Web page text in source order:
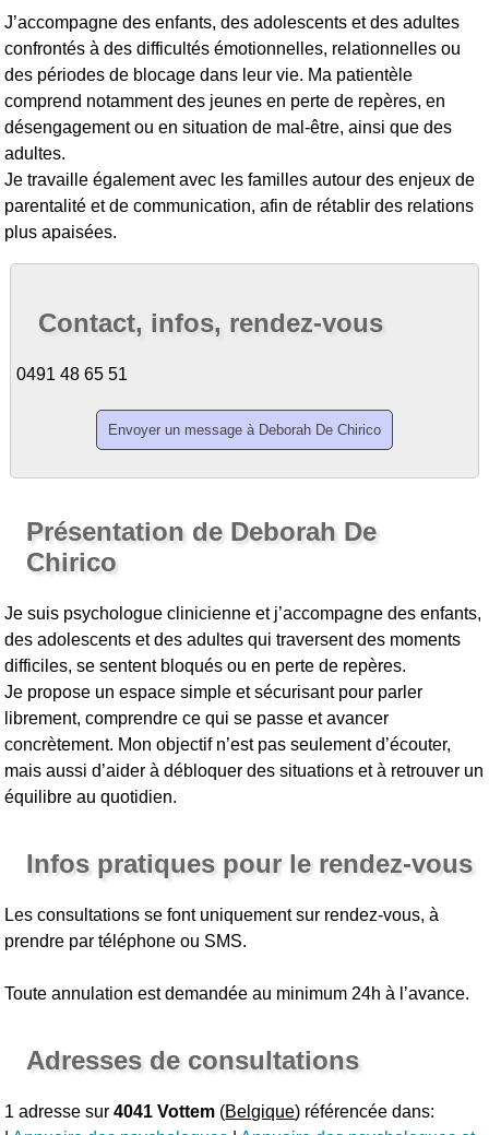
J’accompagne des enfants, des adolescents et des adultes
confrontés à des difficultés émotionnelles, relationnelles ou
des périodes de blocage dans leur vie. Ma patientèle
comprend notamment des jeunes en perte de repères, en
désengagement ou en situation de mal-être, ainsi que des
adultes.
Je travaille également avec les familles autour des enjeux de
parentalité et de communication, afin de rétablir des relations
plus apaisées.
Contact, infos, rendez-vous
0491 48 65 51
Présentation de Deborah De
Chirico
Je suis psychologue clinicienne et j’accompagne des enfants,
des adolescents et des adultes qui traversent des moments
difficiles, se sentent bloqués ou en perte de repères.
Je propose un espace simple et sécurisant pour parler
librement, comprendre ce qui se passe et avancer
concrètement. Mon objectif n’est pas seulement d’écouter,
mais aussi d’aider à débloquer des situations et à retrouver un
équilibre au quotidien.
Infos pratiques pour le rendez-vous
Les consultations se font uniquement sur rendez-vous, à
prendre par téléphone ou SMS.
Toute annulation est demandée au minimum 24h à l’avance.
Adresses de consultations
1 adresse sur4041 Vottem (Belgique) référencée dans: